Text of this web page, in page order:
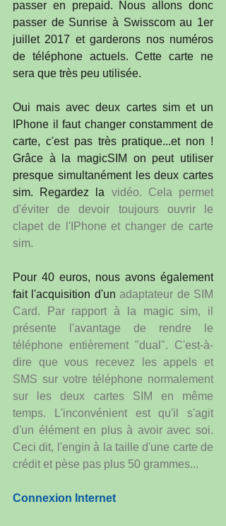
passer en prepaid. Nous allons donc
passer de Sunrise à Swisscom au 1er
juillet 2017 et garderons nos numéros
de téléphone actuels. Cette carte ne
sera que très peu utilisée.
Oui mais avec deux cartes sim et un
IPhone il faut changer constamment de
carte, c'est pas très pratique...et non !
Grâce à la magicSIM on peut utiliser
presque simultanément les deux cartes
sim. Regardez la vidéo. Cela permet
d'éviter de devoir toujours ouvrir le
clapet de l'IPhone et changer de carte
sim.
Pour 40 euros, nous avons également
fait l'acquisition d'un adaptateur de SIM
Card. Par rapport à la magic sim, il
présente l'avantage de rendre le
téléphone entièrement "dual". C'est-à-
dire que vous recevez les appels et
SMS sur votre téléphone normalement
sur les deux cartes SIM en même
temps. L'inconvénient est qu'il s'agit
d'un élément en plus à avoir avec soi.
Ceci dit, l'engin à la taille d'une carte de
crédit et pèse pas plus 50 grammes...
Connexion Internet